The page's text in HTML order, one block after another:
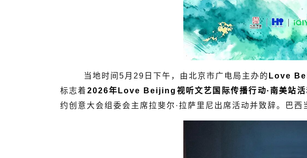
当地时间5月29日下午，由北京市广电局主办的 Love
标志着 2026年Love Beijing视听文艺国际传播行动·南美站活
约创意大会组委会主席拉斐尔·拉萨里尼出席活动并致辞。巴